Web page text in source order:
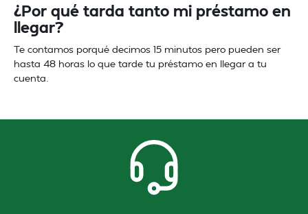
¿Por qué tarda tanto mi préstamo en
llegar?
Te contamos porqué decimos 15 minutos pero pueden ser
hasta 48 horas lo que tarde tu préstamo en llegar a tu
cuenta.